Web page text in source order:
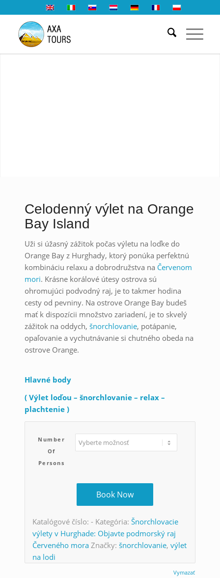
Celodenný výlet na Orange
Bay Island
Uži si úžasný zážitok počas výletu na loďke do
Orange Bay z Hurghady, ktorý ponúka perfektnú
kombináciu relaxu a dobrodružstva na Červenom
mori. Krásne korálové útesy ostrova sú
ohromujúci podvodný raj, je to takmer hodina
cesty od pevniny. Na ostrove Orange Bay budeš
mať k dispozícii množstvo zariadení, je to skvelý
zážitok na oddych, šnorchlovanie, potápanie,
opaľovanie a vychutnávanie si chutného obeda na
ostrove Orange.
Hlavné body
( Výlet loďou – šnorchlovanie – relax –
plachtenie )
Number
Of
Persons
Vymazať
Book Now
Katalógové číslo: - Kategória: Šnorchlovacie
výlety v Hurghade: Objavte podmorský raj
Červeného mora Značky: šnorchlovanie, výlet
na lodi